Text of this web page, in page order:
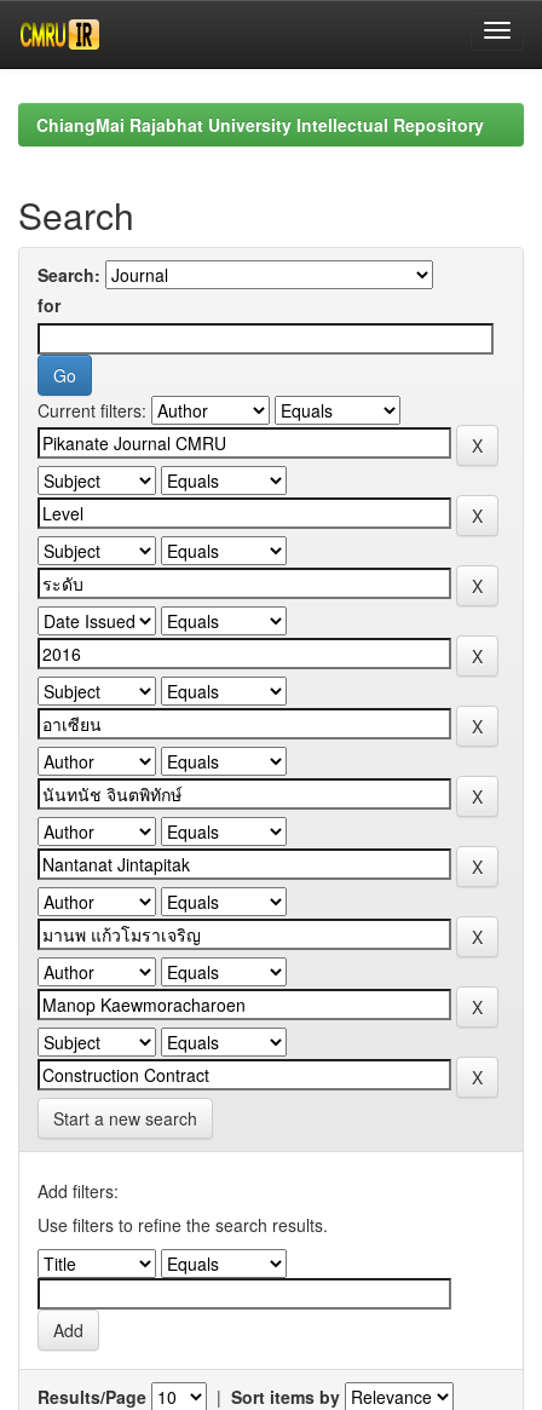
navigationChiangMai Rajabhat University Intellectual Repository
Search
Search:
for
Current filters:
Start a new search
Add filters:
Use filters to refine the search results.
Results/Page | Sort items by